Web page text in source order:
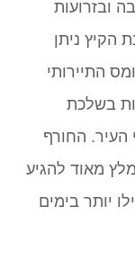
ובזרועות
הקיץ ניתן
התיירותי
בשלכת
החורף
מאוד להגיע
יותר בימים